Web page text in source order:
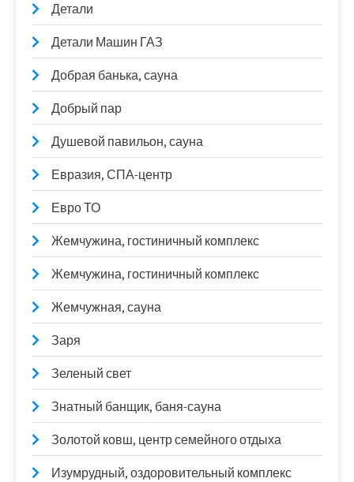
Детали
Детали Машин ГАЗ
Добрая банька, сауна
Добрый пар
Душевой павильон, сауна
Евразия, СПА-центр
Евро ТО
Жемчужина, гостиничный комплекс
Жемчужина, гостиничный комплекс
Жемчужная, сауна
Заря
Зеленый свет
Знатный банщик, баня-сауна
Золотой ковш, центр семейного отдыха
Изумрудный, оздоровительный комплекс